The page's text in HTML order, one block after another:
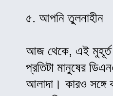
৫. আপনি তুলনাহীন
আজ থেকে, এই মুহূর্ত
প্রতিটা মানুষের
আলাদা। কারও